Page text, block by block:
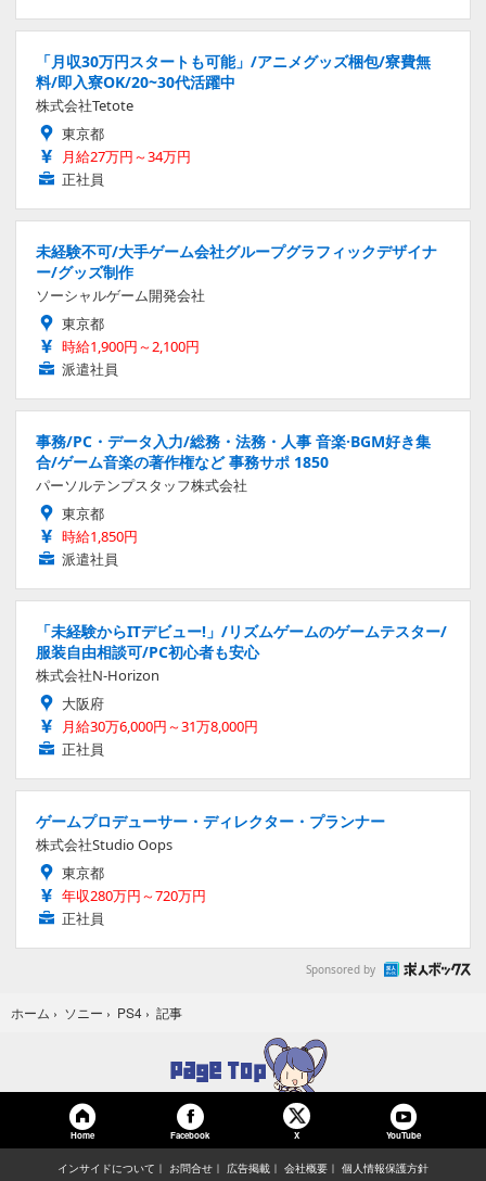
「月収30万円スタートも可能」/アニメグッズ梱包/寮費無
料/即入寮OK/20~30代活躍中
株式会社Tetote
東京都
月給27万円～34万円
正社員
未経験不可/大手ゲーム会社グループグラフィックデザイナ
ー/グッズ制作
ソーシャルゲーム開発会社
東京都
時給1,900円～2,100円
派遣社員
事務/PC・データ入力/総務・法務・人事 音楽·BGM好き集
合/ゲーム音楽の著作権など 事務サポ 1850
パーソルテンプスタッフ株式会社
東京都
時給1,850円
派遣社員
「未経験からITデビュー!」/リズムゲームのゲームテスター/
服装自由相談可/PC初心者も安心
株式会社N-Horizon
大阪府
月給30万6,000円～31万8,000円
正社員
ゲームプロデューサー・ディレクター・プランナー
株式会社Studio Oops
東京都
年収280万円～720万円
正社員
Sponsored by
ホーム › ソニー › PS4 › 記事
Home Facebook X YouTube
インサイドについて お問合せ 広告掲載 会社概要 個人情報保護方針